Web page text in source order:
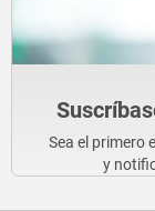
Sea el primero
y